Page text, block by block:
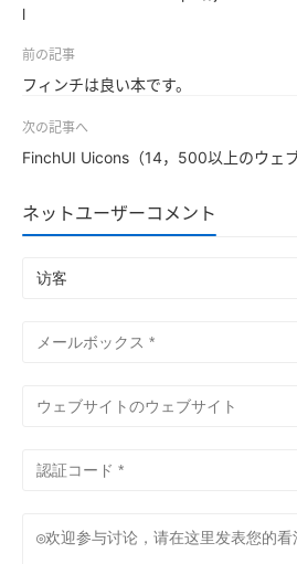
l
前の記事
フィンチは良い本です。
次の記事へ
FinchUI Uicons（14，500以上のウェ
ネットユーザーコメント